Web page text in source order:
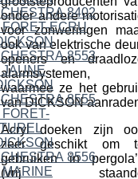
onder andere
voor zonweringen
ook van elektrische
openers en
alarmsystemen,
waarmee ze het
van DICKSON
Acryl doeken zijn
zeer geschikt om
gebruiken in
(vrij